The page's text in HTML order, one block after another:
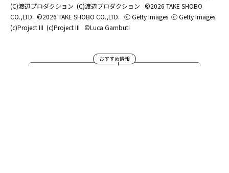
(C)渡辺プロダクション (C)渡辺プロダクション ©2026 TAKE SHOBO
CO.,LTD. ©2026 TAKE SHOBO CO.,LTD. ⓒ Getty Images ⓒ Getty Images
(c)Project III (c)Project III ©Luca Gambuti
おすすめ情報